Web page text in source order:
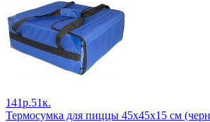
141р.51к.
Термосумка для пиццы 45х45х15 см